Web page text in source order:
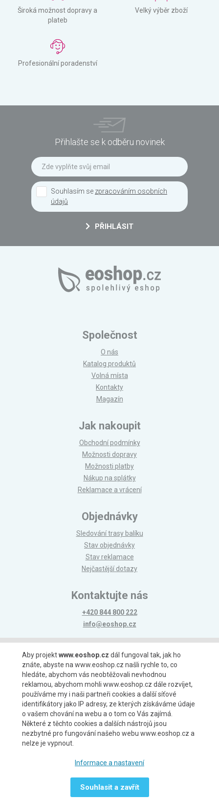
Široká možnost dopravy a
plateb
Velký výběr zboží
Profesionální poradenství
Přihlašte se k odběru novinek
Souhlasím se zpracováním osobních
údajů
PŘIHLÁSIT
Společnost
O nás
Katalog produktů
Volná místa
Kontakty
Magazín
Jak nakoupit
Obchodní podmínky
Možnosti dopravy
Možnosti platby
Nákup na splátky
Reklamace a vrácení
Objednávky
Sledování trasy balíku
Stav objednávky
Stav reklamace
Nejčastější dotazy
Kontaktujte nás
+420 844 800 222
info@eoshop.cz
Možnosti platby
Možnosti dopravy
Aby projektwww.eoshop.cz dál fungoval tak, jak ho
znáte, abyste na www.eoshop.cz našli rychle to, co
hledáte, abychom vás neobtěžovali nevhodnou
reklamou, abychom mohli www.eoshop.cz dále rozvíjet,
používáme my i naši partneři cookies a další síťové
identifikátory jako IP adresy, ze kterých získáváme údaje
o vašem chování na webu a o tom co Vás zajímá.
Některé z těchto cookies a dalších nástrojů jsou
nezbytné pro fungování našeho webu www.eoshop.cz a
nelze je vypnout.
Informace a nastavení
Souhlasit a zavřít